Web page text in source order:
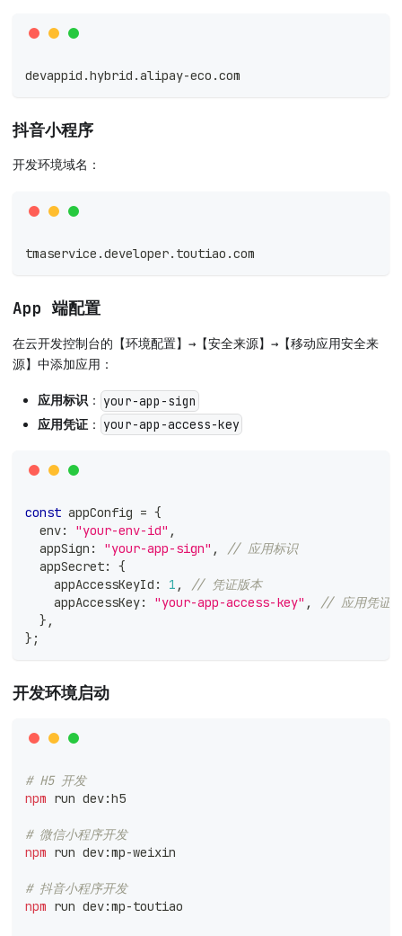
devappid.hybrid.alipay-eco.com
抖音小程序
开发环境域名：
tmaservice.developer.toutiao.com
App 端配置
在云开发控制台的【环境配置】→【安全来源】→【移动应用安全来
源】中添加应用：
应用标识 ： your-app-sign
应用凭证 ： your-app-access-key
const appConfig = {
  env
: "your-env-id" ,
  appSign
: "your-app-sign" ,
// 应用标识
  appSecret
:
{
    appAccessKeyId
: 1 ,
// 凭证版本
    appAccessKey
: "your-app-access-key" ,
// 应用凭证
} ,
} ;
开发环境启动
# H5 开发
npm run dev:h5
# 微信小程序开发
npm run dev:mp-weixin
# 抖音小程序开发
npm run dev:mp-toutiao